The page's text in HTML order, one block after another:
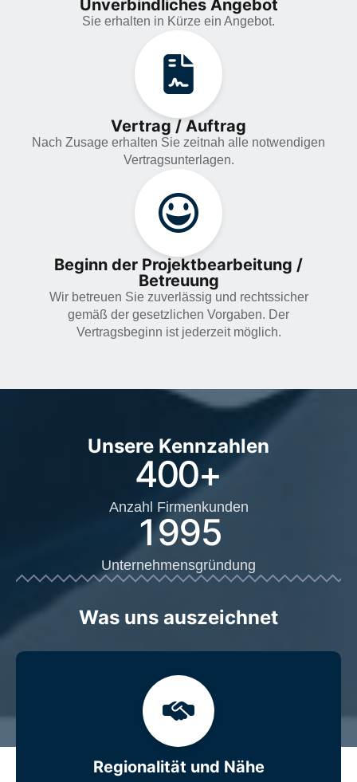
Unverbindliches Angebot
Sie erhalten in Kürze ein Angebot.
Vertrag / Auftrag
Nach Zusage erhalten Sie zeitnah alle notwendigen
Vertragsunterlagen.
Beginn der Projektbearbeitung /
Betreuung
Wir betreuen Sie zuverlässig und rechtssicher
gemäß der gesetzlichen Vorgaben. Der
Vertragsbeginn ist jederzeit möglich.
Unsere Kennzahlen
400+
Anzahl Firmenkunden
1995
Unternehmensgründung
Was uns auszeichnet
Regionalität und Nähe